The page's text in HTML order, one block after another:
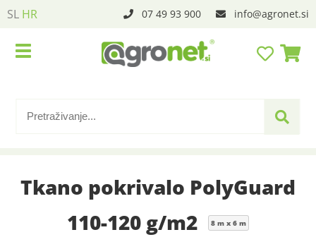
SL HR 07 49 93 900 info agronet.si
Tkano pokrivalo PolyGuard
110-120 g/m2
8 m x 6 m